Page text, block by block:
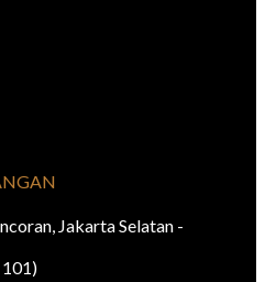
Jakarta Selatan -